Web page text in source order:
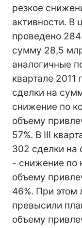
резкое
активности. В
проведено
сумму 28,5
аналогичные
квартале 2011
сделки на
снижение по
объему
57%. В III
302 сделки
- снижение по
объему
46%. При этом
превысили
объему